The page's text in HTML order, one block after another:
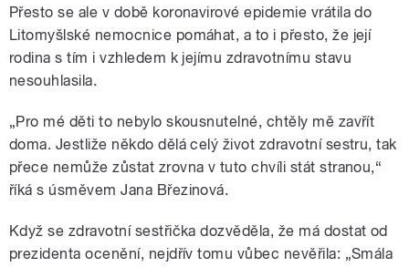
Přesto se ale v době koronavirové epidemie vrátila do
Litomyšlské nemocnice pomáhat, a to i přesto, že její
rodina s tím i vzhledem k jejímu zdravotnímu stavu
nesouhlasila.
„Pro mé děti to nebylo skousnutelné, chtěly mě zavřít
doma. Jestliže někdo dělá celý život zdravotní sestru, tak
přece nemůže zůstat zrovna v tuto chvíli stát stranou,“
říká s úsměvem Jana Březinová.
Když se zdravotní sestřička dozvěděla, že má dostat od
prezidenta ocenění, nejdřív tomu vůbec nevěřila: „Smála